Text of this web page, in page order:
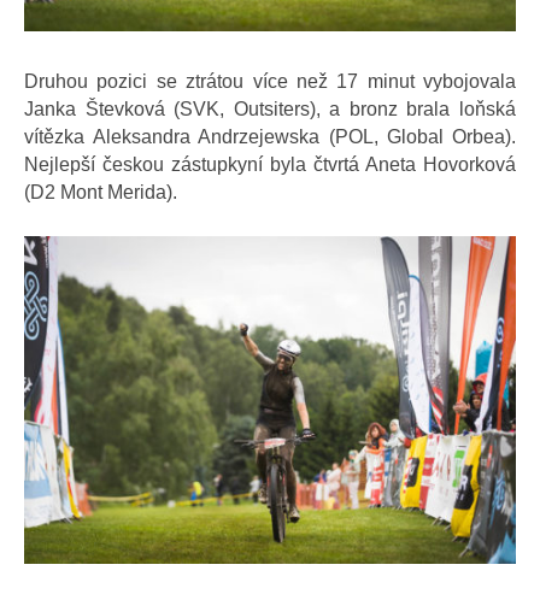
Druhou pozici se ztrátou více než 17 minut vybojovala
Janka Števková (SVK, Outsiters), a bronz brala loňská
vítězka Aleksandra Andrzejewska (POL, Global Orbea).
Nejlepší českou zástupkyní byla čtvrtá Aneta Hovorková
(D2 Mont Merida).